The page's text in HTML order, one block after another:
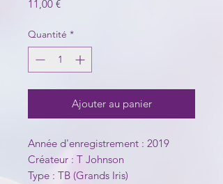
11,00 €Prix
Quantité *
Ajouter au panier
Année d'enregistrement : 2019
Créateur : T Johnson
Type : TB (Grands Iris)